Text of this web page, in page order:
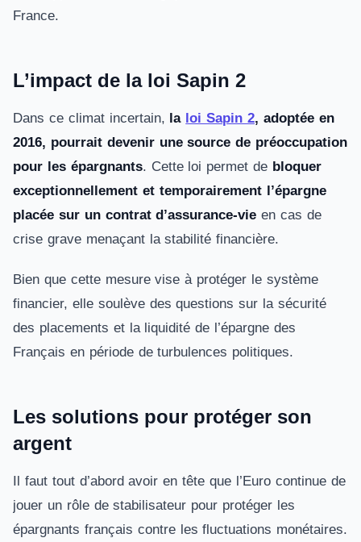
France.
L’impact de la loi Sapin 2
Dans ce climat incertain, la loi Sapin 2, adoptée en
2016, pourrait devenir une source de préoccupation
pour les épargnants. Cette loi permet de bloquer
exceptionnellement et temporairement l’épargne
placée sur un contrat d’assurance-vie en cas de
crise grave menaçant la stabilité financière.
Bien que cette mesure vise à protéger le système
financier, elle soulève des questions sur la sécurité
des placements et la liquidité de l’épargne des
Français en période de turbulences politiques.
Les solutions pour protéger son
argent
Il faut tout d’abord avoir en tête que l’Euro continue de
jouer un rôle de stabilisateur pour protéger les
épargnants français contre les fluctuations monétaires.